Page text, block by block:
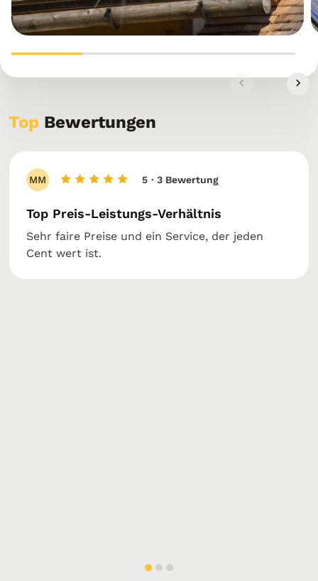
Top Bewertungen
MM 5 · 3 Bewertung
Top Preis-Leistungs-Verhältnis
Sehr faire Preise und ein Service, der jeden
Cent wert ist.